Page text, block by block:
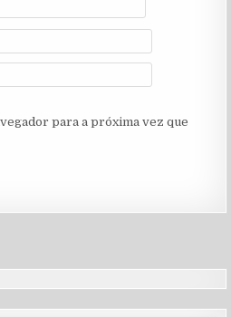
para a próxima vez que